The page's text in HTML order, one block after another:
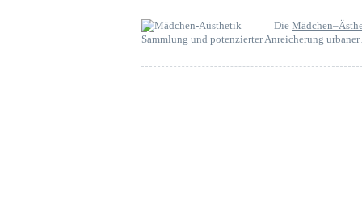
Die
Sammlung und potenzierter Anreicherung